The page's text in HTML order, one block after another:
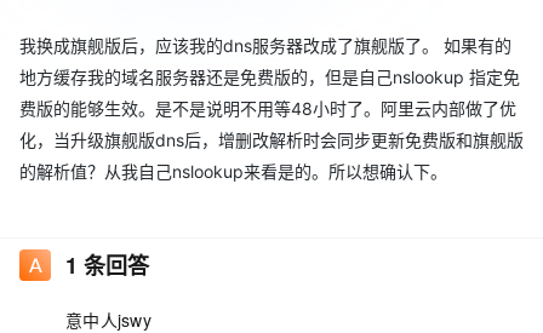
我换成旗舰版后，应该我的dns服务器改成了旗舰版了。 如果有的
地方缓存我的域名服务器还是免费版的，但是自己nslookup 指定免
费版的能够生效。是不是说明不用等48小时了。阿里云内部做了优
化，当升级旗舰版dns后，增删改解析时会同步更新免费版和旗舰版
的解析值？从我自己nslookup来看是的。所以想确认下。
1 条回答
意中人jswy